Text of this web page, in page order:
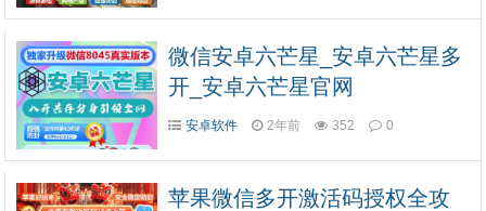
微信安卓六芒星_安卓六芒星多
开_安卓六芒星官网
安卓软件 2年前 352 0
苹果微信多开激活码授权全攻